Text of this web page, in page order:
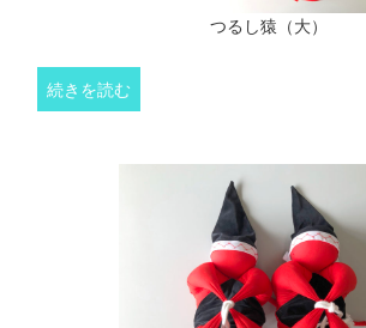
つるし猿（大）
続きを読む